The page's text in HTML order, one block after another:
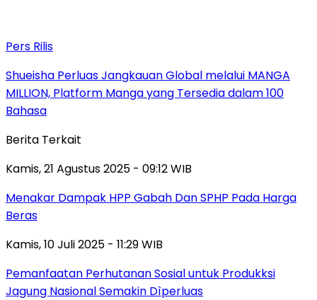
Pers Rilis
Shueisha Perluas Jangkauan Global melalui MANGA
MILLION, Platform Manga yang Tersedia dalam 100
Bahasa
Berita Terkait
Kamis, 21 Agustus 2025 - 09:12 WIB
Menakar Dampak HPP Gabah Dan SPHP Pada Harga
Beras
Kamis, 10 Juli 2025 - 11:29 WIB
Pemanfaatan Perhutanan Sosial untuk Produkksi
Jagung Nasional Semakin Dìperluas